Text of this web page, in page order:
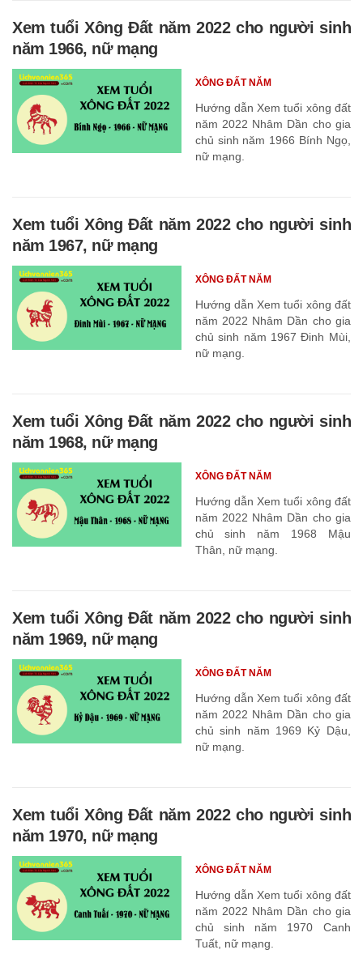
Xem tuổi Xông Đất năm 2022 cho người sinh
năm 1966, nữ mạng
Hướng dẫn Xem tuổi xông đất
năm 2022 Nhâm Dần cho gia
chủ sinh năm 1966 Bính Ngọ,
nữ mạng.
XÔNG ĐẤT NĂM
Xem tuổi Xông Đất năm 2022 cho người sinh
năm 1967, nữ mạng
Hướng dẫn Xem tuổi xông đất
năm 2022 Nhâm Dần cho gia
chủ sinh năm 1967 Đinh Mùi,
nữ mạng.
XÔNG ĐẤT NĂM
Xem tuổi Xông Đất năm 2022 cho người sinh
năm 1968, nữ mạng
Hướng dẫn Xem tuổi xông đất
năm 2022 Nhâm Dần cho gia
chủ sinh năm 1968 Mậu
Thân, nữ mạng.
XÔNG ĐẤT NĂM
Xem tuổi Xông Đất năm 2022 cho người sinh
năm 1969, nữ mạng
Hướng dẫn Xem tuổi xông đất
năm 2022 Nhâm Dần cho gia
chủ sinh năm 1969 Kỷ Dậu,
nữ mạng.
XÔNG ĐẤT NĂM
Xem tuổi Xông Đất năm 2022 cho người sinh
năm 1970, nữ mạng
Hướng dẫn Xem tuổi xông đất
năm 2022 Nhâm Dần cho gia
chủ sinh năm 1970 Canh
Tuất, nữ mạng.
XÔNG ĐẤT NĂM